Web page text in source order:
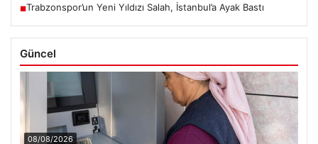
■Trabzonspor’un Yeni Yıldızı Salah, İstanbul’a Ayak Bastı
Güncel
08/08/2026